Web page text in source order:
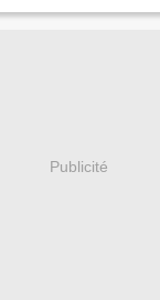
Publicité